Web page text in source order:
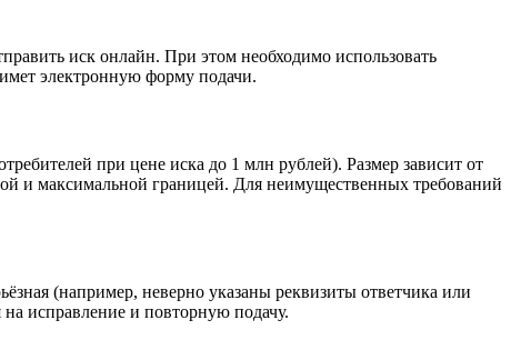
иск онлайн. При этом необходимо использовать
электронную форму подачи.
при цене иска до 1 млн рублей). Размер зависит от
и максимальной границей. Для неимущественных требований
(например, неверно указаны реквизиты ответчика или
на исправление и повторную подачу.